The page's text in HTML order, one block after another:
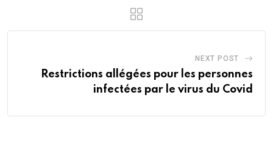
NEXT POST
Restrictions allégées pour les personnes
infectées par le virus du Covid